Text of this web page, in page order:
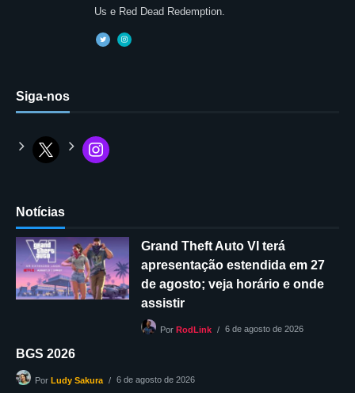
Us e Red Dead Redemption.
Siga-nos
Notícias
Grand Theft Auto VI terá
apresentação estendida em 27
de agosto; veja horário e onde
assistir
Por RodLink 6 de agosto de 2026
BGS 2026
Por Ludy Sakura 6 de agosto de 2026